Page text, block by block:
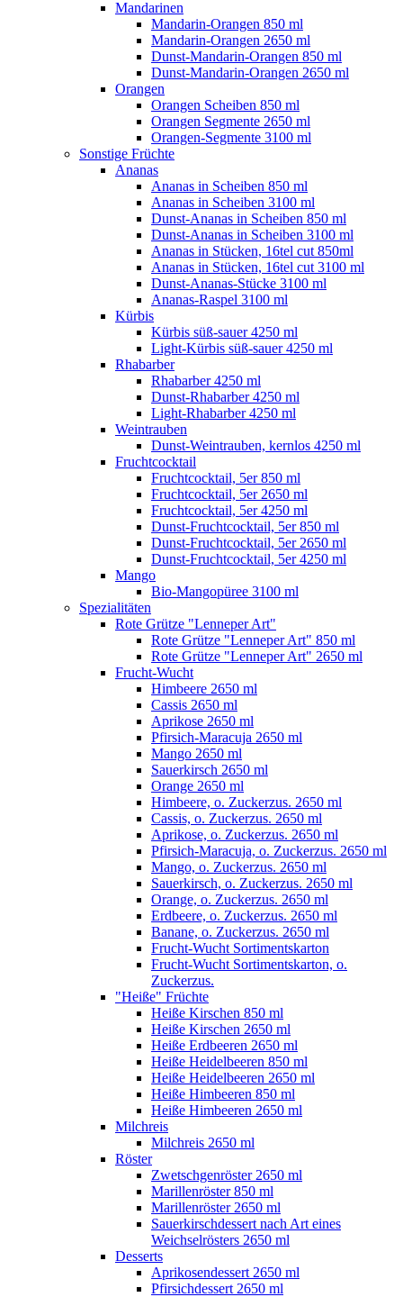
Mandarinen
Mandarin-Orangen 850 ml
Mandarin-Orangen 2650 ml
Dunst-Mandarin-Orangen 850 ml
Dunst-Mandarin-Orangen 2650 ml
Orangen
Orangen Scheiben 850 ml
Orangen Segmente 2650 ml
Orangen-Segmente 3100 ml
Sonstige Früchte
Ananas
Ananas in Scheiben 850 ml
Ananas in Scheiben 3100 ml
Dunst-Ananas in Scheiben 850 ml
Dunst-Ananas in Scheiben 3100 ml
Ananas in Stücken, 16tel cut 850ml
Ananas in Stücken, 16tel cut 3100 ml
Dunst-Ananas-Stücke 3100 ml
Ananas-Raspel 3100 ml
Kürbis
Kürbis süß-sauer 4250 ml
Light-Kürbis süß-sauer 4250 ml
Rhabarber
Rhabarber 4250 ml
Dunst-Rhabarber 4250 ml
Light-Rhabarber 4250 ml
Weintrauben
Dunst-Weintrauben, kernlos 4250 ml
Fruchtcocktail
Fruchtcocktail, 5er 850 ml
Fruchtcocktail, 5er 2650 ml
Fruchtcocktail, 5er 4250 ml
Dunst-Fruchtcocktail, 5er 850 ml
Dunst-Fruchtcocktail, 5er 2650 ml
Dunst-Fruchtcocktail, 5er 4250 ml
Mango
Bio-Mangopüree 3100 ml
Spezialitäten
Rote Grütze "Lenneper Art"
Rote Grütze "Lenneper Art" 850 ml
Rote Grütze "Lenneper Art" 2650 ml
Frucht-Wucht
Himbeere 2650 ml
Cassis 2650 ml
Aprikose 2650 ml
Pfirsich-Maracuja 2650 ml
Mango 2650 ml
Sauerkirsch 2650 ml
Orange 2650 ml
Himbeere, o. Zuckerzus. 2650 ml
Cassis, o. Zuckerzus. 2650 ml
Aprikose, o. Zuckerzus. 2650 ml
Pfirsich-Maracuja, o. Zuckerzus. 2650 ml
Mango, o. Zuckerzus. 2650 ml
Sauerkirsch, o. Zuckerzus. 2650 ml
Orange, o. Zuckerzus. 2650 ml
Erdbeere, o. Zuckerzus. 2650 ml
Banane, o. Zuckerzus. 2650 ml
Frucht-Wucht Sortimentskarton
Frucht-Wucht Sortimentskarton, o.
Zuckerzus.
"Heiße" Früchte
Heiße Kirschen 850 ml
Heiße Kirschen 2650 ml
Heiße Erdbeeren 2650 ml
Heiße Heidelbeeren 850 ml
Heiße Heidelbeeren 2650 ml
Heiße Himbeeren 850 ml
Heiße Himbeeren 2650 ml
Milchreis
Milchreis 2650 ml
Röster
Zwetschgenröster 2650 ml
Marillenröster 850 ml
Marillenröster 2650 ml
Sauerkirschdessert nach Art eines
Weichselrösters 2650 ml
Desserts
Aprikosendessert 2650 ml
Pfirsichdessert 2650 ml